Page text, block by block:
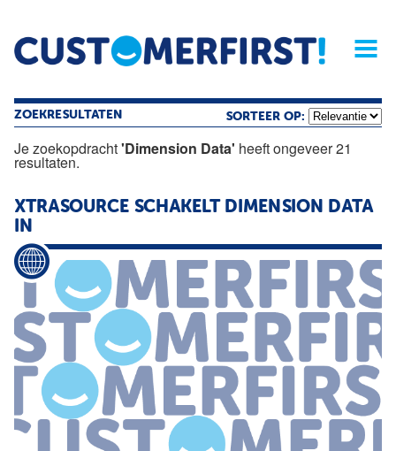
Home Opinie Archief
Magazine
ZOEKRESULTATEN SORTEER OP:
Je zoekopdracht'Dimension Data' heeft ongeveer 21
resultaten.
XTRASOURCE SCHAKELT DIMENSION DATA
IN